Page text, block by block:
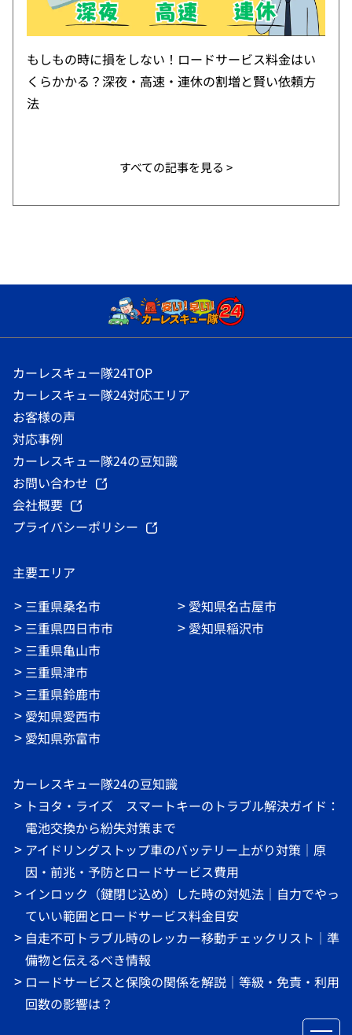
もしもの時に損をしない！ロードサービス料金はい
くらかかる？深夜・高速・連休の割増と賢い依頼方
法
すべての記事を見る >
カーレスキュー隊24TOP
カーレスキュー隊24対応エリア
お客様の声
対応事例
カーレスキュー隊24の豆知識
お問い合わせ
会社概要
プライバシーポリシー
主要エリア
三重県桑名市
三重県四日市市
三重県亀山市
三重県津市
三重県鈴鹿市
愛知県愛西市
愛知県弥富市
愛知県名古屋市
愛知県稲沢市
カーレスキュー隊24の豆知識
トヨタ・ライズ スマートキーのトラブル解決ガイド：
電池交換から紛失対策まで
アイドリングストップ車のバッテリー上がり対策｜原
因・前兆・予防とロードサービス費用
インロック（鍵閉じ込め）した時の対処法｜自力でやっ
ていい範囲とロードサービス料金目安
自走不可トラブル時のレッカー移動チェックリスト｜準
備物と伝えるべき情報
ロードサービスと保険の関係を解説｜等級・免責・利用
回数の影響は？